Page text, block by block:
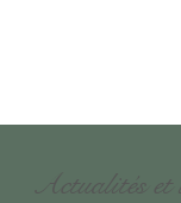
Actualités